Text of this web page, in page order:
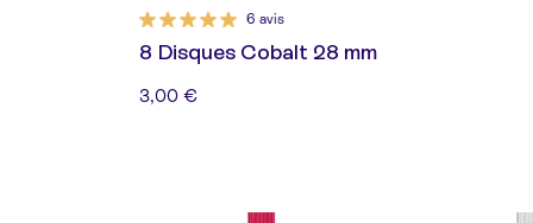
6 avis
8 Disques Cobalt 28 mm
3,00 €